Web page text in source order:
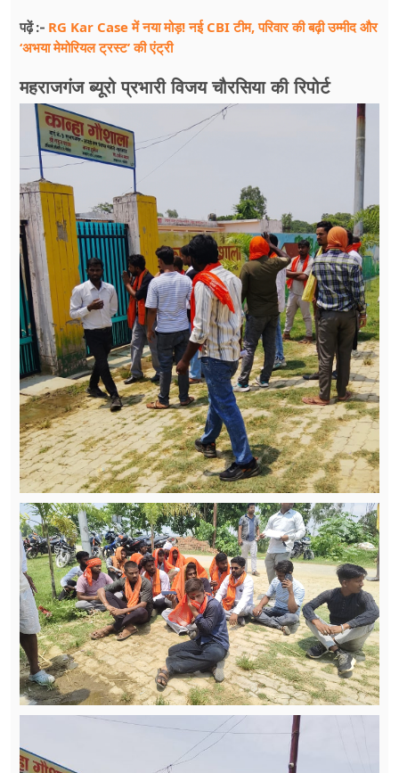
पढ़ें :- RG Kar Case में नया मोड़! नई CBI टीम, परिवार की बढ़ी उम्मीद और
‘अभया मेमोरियल ट्रस्ट’ की एंट्री
महराजगंज ब्यूरो प्रभारी विजय चौरसिया की रिपोर्ट